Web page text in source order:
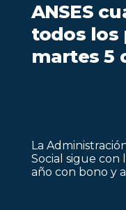
ANSES
todos los
martes 5
La
Social sigue con
año con bono y